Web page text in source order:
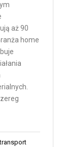
aż 90
home
transport